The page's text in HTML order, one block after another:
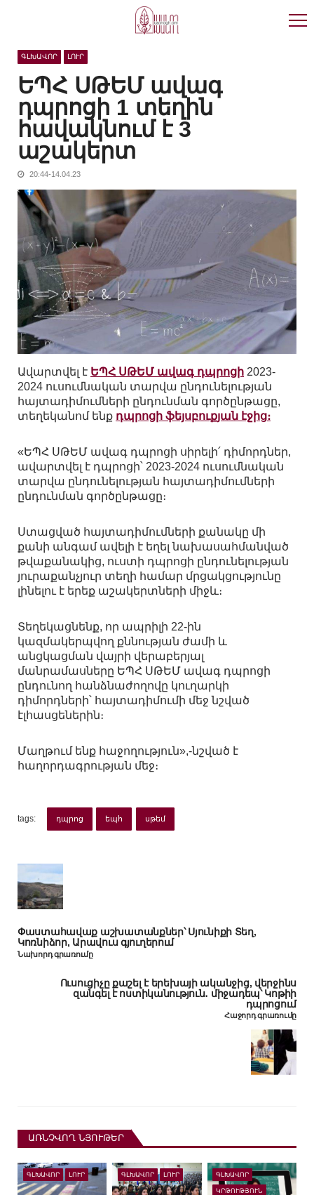
ԳԼԽԱՎՈՐ ԼՈՒՐ
ԵՊՀ ՍԹԵՄ ավագ
դպրոցի 1 տեղին
հավակնում է 3
աշակերտ
20:44-14.04.23
Ավարտվել է ԵՊՀ ՍԹԵՄ ավագ դպրոցի 2023-
2024 ուսումնական տարվա ընդունելության
հայտադիմումների ընդունման գործընթացը,
տեղեկանոմ ենք դպրոցի ֆեյսբուքյան էջից։
«ԵՊՀ ՍԹԵՄ ավագ դպրոցի սիրելի՛ դիմորդներ,
ավարտվել է դպրոցի՝ 2023-2024 ուսումնական
տարվա ընդունելության հայտադիմումների
ընդունման գործընթացը։
Ստացված հայտադիմումների քանակը մի
քանի անգամ ավելի է եղել նախասահմանված
թվաքանակից, ուստի դպրոցի ընդունելության
յուրաքանչյուր տեղի համար մրցակցությունը
լինելու է երեք աշակերտների միջև։
Տեղեկացնենք, որ ապրիլի 22-ին
կազմակերպվող քննության ժամի և
անցկացման վայրի վերաբերյալ
մանրամասները ԵՊՀ ՍԹԵՄ ավագ դպրոցի
ընդունող հանձնաժողովը կուղարկի
դիմորդների՝ հայտադիմումի մեջ նշված
էլհասցեներին։
Մաղթում ենք հաջողություն»,-նշված է
հաղորդագրության մեջ։
tags: դպրոց եպհ սթեմ
Փաստահավաք աշխատանքներ՝ Սյունիքի Տեղ,
Կոռնիձոր, Արավուս գյուղերում
Նախորդ գրառումը
Ուսուցիչը քաշել է երեխայի ականջից, վերջինս
զանգել է ոստիկանություն․ միջադեպ՝ Կոթիի
դպրոցում
Հաջորդ գրառումը
ԱՌՆՉՎՈՂ ՆՅՈՒԹԵՐ
ԳԼԽԱՎՈՐ ԼՈՒՐ ԳԼԽԱՎՈՐ ԼՈՒՐ ԳԼԽԱՎՈՐ
ԿՐԹՈՒԹՅՈՒՆ